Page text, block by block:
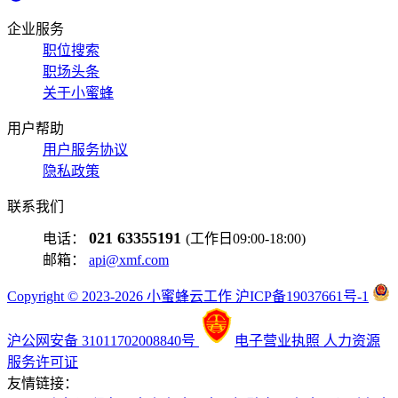
企业服务
职位搜索
职场头条
关于小蜜蜂
用户帮助
用户服务协议
隐私政策
联系我们
电话： 021 63355191 (工作日09:00-18:00)
邮箱： api@xmf.com
Copyright © 2023-2026 小蜜蜂云工作 沪ICP备19037661号-1
沪公网安备 31011702008840号 电子营业执照 人力资源
服务许可证
友情链接：